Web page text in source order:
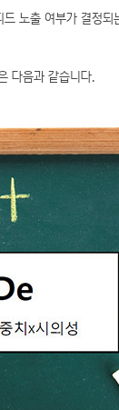
노출 여부가 결정되
다음과 같습니다.